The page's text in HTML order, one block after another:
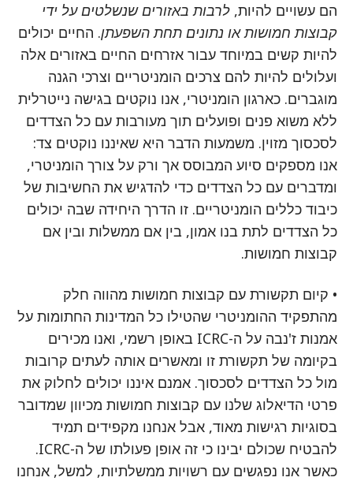
הם עשויים להיות, לרבות באזורים שנשלטים על ידי
קבוצות חמושות או נתונים תחת השפעתן. החיים יכולים
להיות קשים במיוחד עבור אזרחים החיים באזורים אלה
ועלולים להיות להם צרכים הומניטריים וצרכי הגנה
מוגברים. כארגון הומניטרי, אנו נוקטים בגישה נייטרלית
ללא משוא פנים ופועלים תוך מעורבות עם כל הצדדים
לסכסוך מזוין. משמעות הדבר היא שאיננו נוקטים צד:
אנו מספקים סיוע המבוסס אך ורק על צורך הומניטרי,
ומדברים עם כל הצדדים כדי להדגיש את החשיבות של
כיבוד כללים הומניטריים. זו הדרך היחידה שבה יכולים
כל הצדדים לתת בנו אמון, בין אם ממשלות ובין אם
קבוצות חמושות.
• קיום תקשורת עם קבוצות חמושות מהווה חלק
מהתפקיד ההומניטרי שהטילו כל המדינות החתומות על
אמנות ז'נבה על ה-ICRC באופן רשמי, ואנו מכירים
בקיומה של תקשורת זו ומאשרים אותה לעתים קרובות
מול כל הצדדים לסכסוך. אמנם איננו יכולים לחלוק את
פרטי הדיאלוג שלנו עם קבוצות חמושות מכיוון שמדובר
בסוגיות רגישות מאוד, אבל אנחנו מקפידים תמיד
להבטיח שכולם יבינו כי זה אופן פעולתו של ה-ICRC.
כאשר אנו נפגשים עם רשויות ממשלתיות, למשל, אנחנו